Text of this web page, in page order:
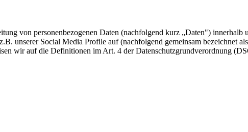
von personenbezogenen Daten (nachfolgend kurz „Daten") innerhalb
unserer Social Media Profile auf (nachfolgend gemeinsam bezeichnet
wir auf die Definitionen im Art. 4 der Datenschutzgrundverordnung